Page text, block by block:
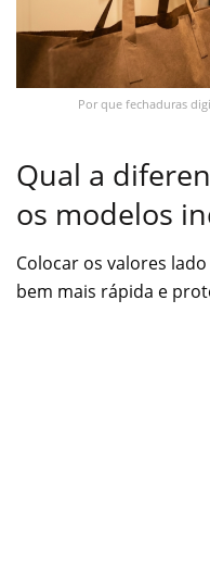
Por que fechaduras
Qual a
os modelos
Colocar os valores
bem mais rápida e